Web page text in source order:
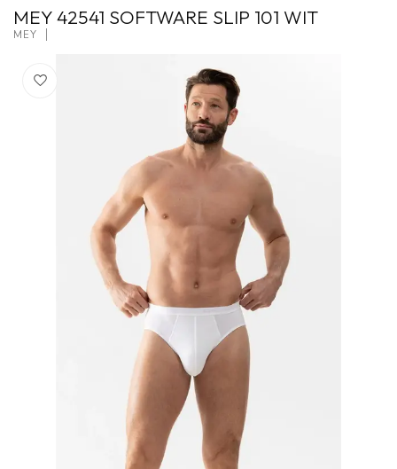
MEY 42541 SOFTWARE SLIP 101 WIT
MEY